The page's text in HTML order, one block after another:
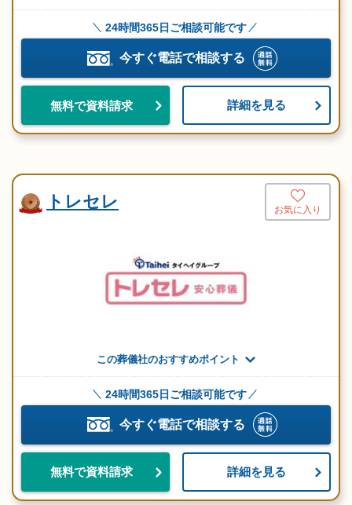
24時間365日ご相談可能です
今すぐ電話で相談する
無料で資料請求 詳細を見る
トレセレ お気に入り
この葬儀社のおすすめポイント
24時間365日ご相談可能です
今すぐ電話で相談する
無料で資料請求 詳細を見る